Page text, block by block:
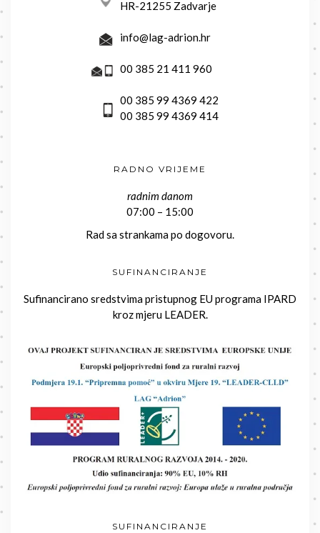
HR-21255 Zadvarje
info@lag-adrion.hr
00 385 21 411 960
00 385 99 4369 422
00 385 99 4369 414
RADNO VRIJEME
radnim danom
07:00 – 15:00
Rad sa strankama po dogovoru.
SUFINANCIRANJE
Sufinancirano sredstvima pristupnog EU programa IPARD
kroz mjeru LEADER.
SUFINANCIRANJE